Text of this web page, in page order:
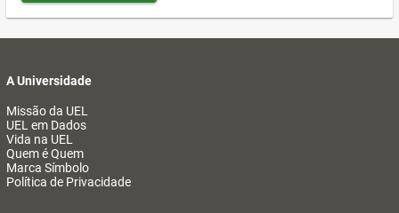
A Universidade
Missão da UEL
UEL em Dados
Vida na UEL
Quem é Quem
Marca Símbolo
Política de Privacidade